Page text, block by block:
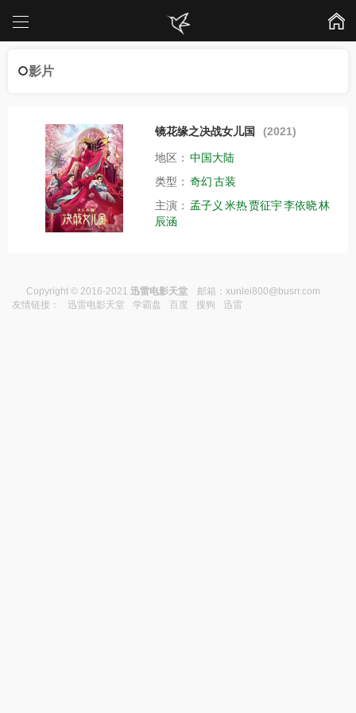
影片
镜花缘之决战女儿国 (2021)
地区： 中国大陆
类型： 奇幻古装
主演： 孟子义 米热贾征宇李依晓林
辰涵
Copyright © 2016-2021 迅雷电影天堂 邮箱： xunlei800@busrr.com
友情链接：
迅雷电影天堂 学霸盘 百度 搜狗 迅雷